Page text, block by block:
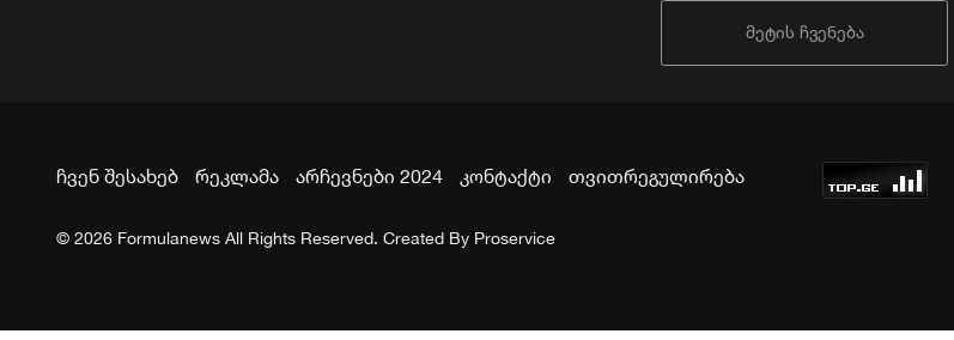
მეტის ჩვენება
ჩვენ შესახებ რეკლამა არჩევნები 2024 კონტაქტი თვითრეგულირება
© 2026 Formulanews All Rights Reserved. Created By Proservice